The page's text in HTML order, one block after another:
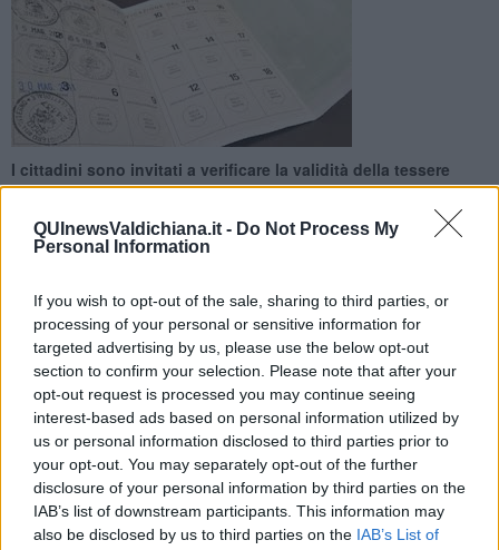
QUInewsValdichiana.it - Do Not Process My
Personal Information
If you wish to opt-out of the sale, sharing to third parties, or
processing of your personal or sensitive information for
targeted advertising by us, please use the below opt-out
section to confirm your selection. Please note that after your
opt-out request is processed you may continue seeing
interest-based ads based on personal information utilized by
us or personal information disclosed to third parties prior to
your opt-out. You may separately opt-out of the further
disclosure of your personal information by third parties on the
IAB’s list of downstream participants. This information may
also be disclosed by us to third parties on the IAB’s List of
I cittadini sono invitati a verificare la validità della tessere
elettorale. Servizio competente aperto anche il giorno del voto
CASTIGLION FIORENTINO — In occasione delleelezioni
politichedi domenica 25 settembre si invita la cittadinanza a
verificare la disponibilità della Tessera Elettorale e la presenza di
spazi liberi per l’apposizione del bollo di sezione (anche in caso di
elezioni contestuali sarà apposto un unico timbro).
L’Ufficio Elettorale, sito in Piazza Verdi 5 resterà apertonei giorni
di venerdì 23 settembre 2022 e sabato 24 settembre 2022 dalle
ore 9 alle ore 18, nonchéladomenica 25 settembre 2022 dalle
ore 7 alle ore 23, a disposizione degli elettori: